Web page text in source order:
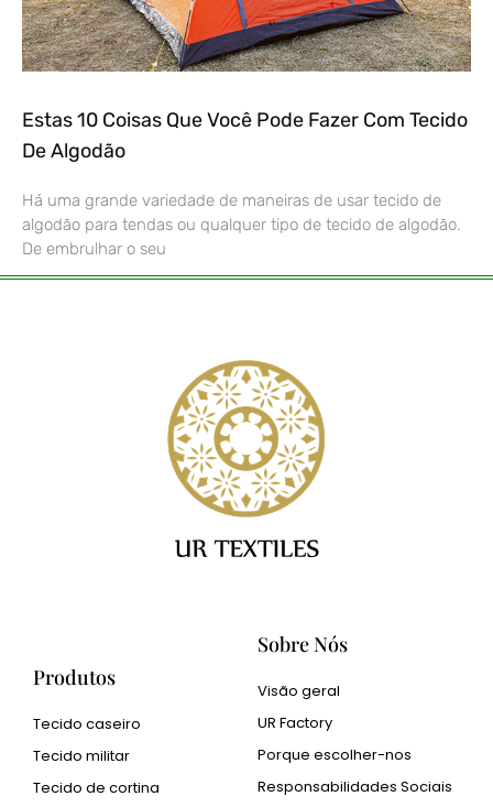
Estas 10 Coisas Que Você Pode Fazer Com Tecido
De Algodão
Há uma grande variedade de maneiras de usar tecido de
algodão para tendas ou qualquer tipo de tecido de algodão.
De embrulhar o seu
Produtos
Tecido caseiro
Tecido militar
Tecido de cortina
Sobre Nós
Visão geral
UR Factory
Porque escolher-nos
Responsabilidades Sociais